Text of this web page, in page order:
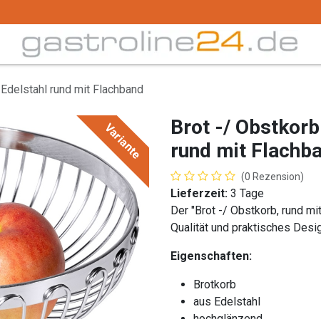
rund mit Flachband
Variante
Brot -/
rund mit
(0 Rezension)
Lieferzeit: 3 Tage
Der "Brot -/ Obstkorb, rund
Qualität und praktisches
Eigenschaften:
Brotkorb
aus Edelstahl